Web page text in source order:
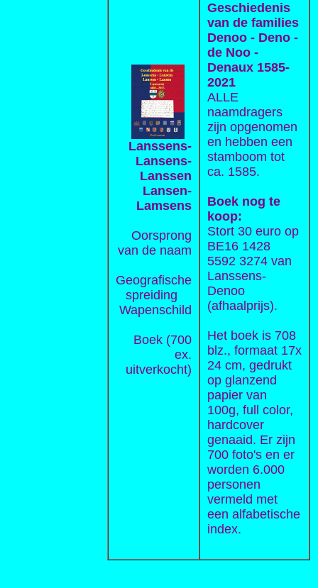
Lanssens-
Lansens-
Lanssen
Lansen-
Lamsens
Oorsprong
van de naam
Geografische
spreiding
Wapenschild
Boek (700
ex.
uitverkocht)
Geschiedenis
van de families
Denoo - Deno -
de Noo -
Denaux 1585-
2021
ALLE
naamdragers
zijn opgenomen
en hebben een
stamboom tot
ca. 1585.
Boek nog te
koop:
Stort 30 euro op
BE16 1428
5592 3274 van
Lanssens-
Denoo
(afhaalprijs).
Het boek is 708
blz., formaat 17x
24 cm, gedrukt
op glanzend
papier van
100g, full color,
hardcover
genaaid. Er zijn
700 foto's en er
worden 6.000
personen
vermeld met
een alfabetische
index.